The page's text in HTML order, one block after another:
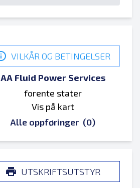
VILKÅR OG BETINGELSER
AA Fluid Power Services
forente stater
Vis på kart
Alle oppføringer (0)
UTSKRIFTSUTSTYR